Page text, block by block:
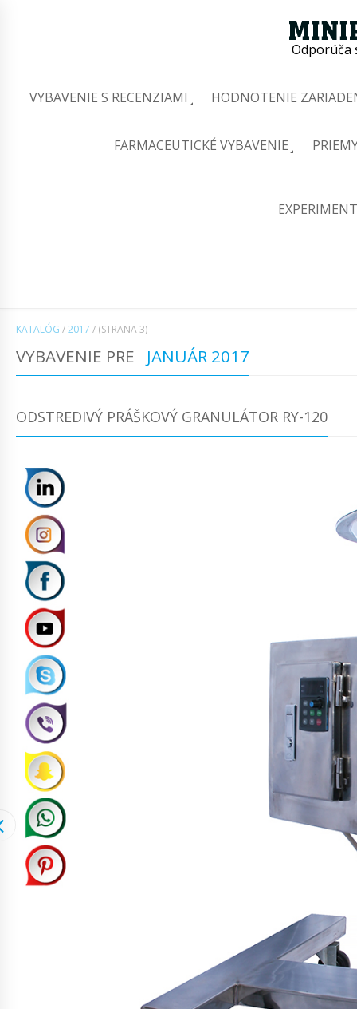
Odporúča
VYBAVENIE S RECENZIAMI HODNOTENIE
FARMACEUTICKÉ VYBAVENIE
KATALÓG /2017 / (STRANA 3)
VYBAVENIE PRE JANUÁR 2017
ODSTREDIVÝ PRÁŠKOVÝ GRANULÁTOR RY-120